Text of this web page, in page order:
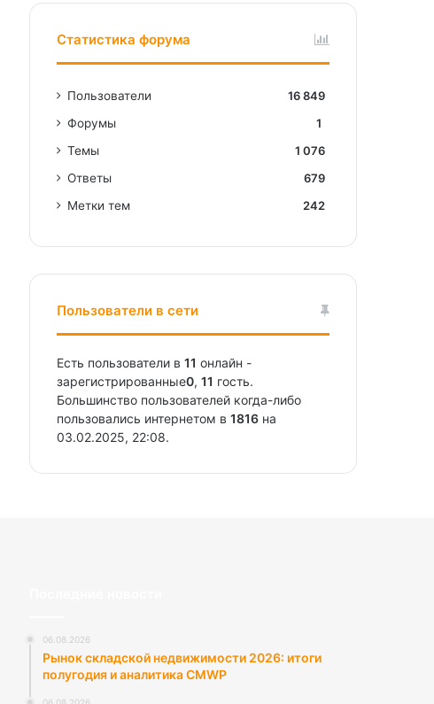
Статистика форума
Пользователи
16 849
Форумы
1
Темы
1 076
Ответы
679
Метки тем
242
Пользователи в сети
Есть пользователи в11 онлайн -
зарегистрированные0,11 гость.
Большинство пользователей когда-либо
пользовались интернетом в1816 на
03.02.2025, 22:08.
06.08.2026
Рынок складской недвижимости 2026: итоги
полугодия и аналитика CMWP